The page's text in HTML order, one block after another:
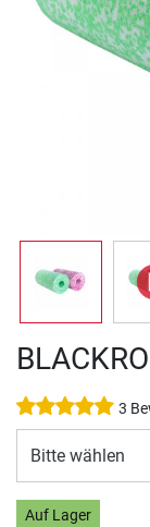
3
Bitte wählen
Auf Lager